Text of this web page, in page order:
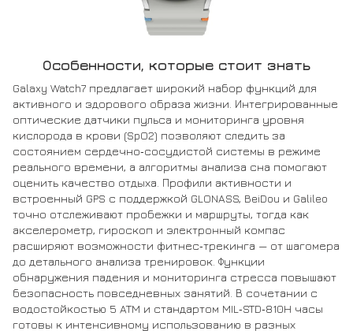
Особенности, которые стоит знать
Galaxy Watch7 предлагает широкий набор функций для
активного и здорового образа жизни. Интегрированные
оптические датчики пульса и мониторинга уровня
кислорода в крови (SpO2) позволяют следить за
состоянием сердечно‑сосудистой системы в режиме
реального времени, а алгоритмы анализа сна помогают
оценить качество отдыха. Профили активности и
встроенный GPS с поддержкой GLONASS, BeiDou и Galileo
точно отслеживают пробежки и маршруты, тогда как
акселерометр, гироскоп и электронный компас
расширяют возможности фитнес‑трекинга — от шагомера
до детального анализа тренировок. Функции
обнаружения падения и мониторинга стресса повышают
безопасность повседневных занятий. В сочетании с
водостойкостью 5 ATM и стандартом MIL‑STD‑810H часы
готовы к интенсивному использованию в разных